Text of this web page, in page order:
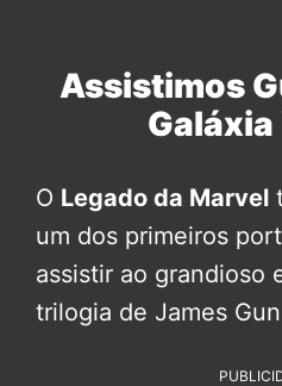
Assistimos
Galáxia
O Legado da Marvel
um dos primeiros
assistir ao grandioso
trilogia de James